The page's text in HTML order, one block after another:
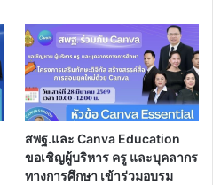
สพฐ.และ Canva Education
ขอเชิญผู้บริหาร ครู และบุคลากร
ทางการศึกษา เข้าร่วมอบรม